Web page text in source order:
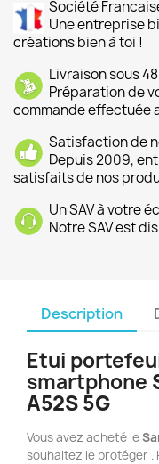
Société
Une entreprise
créations bien à toi !
Livraison sous
Préparation de
commande effectuée
Satisfaction de
Depuis 2009,
satisfaits de nos
Un SAV à votre
Notre SAV est
Description
Etui
smartphone
A52S 5G
Vous avez acheté le
souhaitez le protéger .